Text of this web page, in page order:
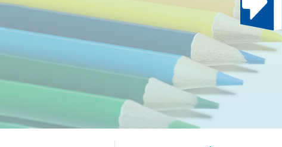
AIなど最新技術を活用した財務経理・人事労
務・販売管理クラウドサービス。業務に必要
な機能をオプション追加できます。
クラウ
はじめら
財務会計
セ